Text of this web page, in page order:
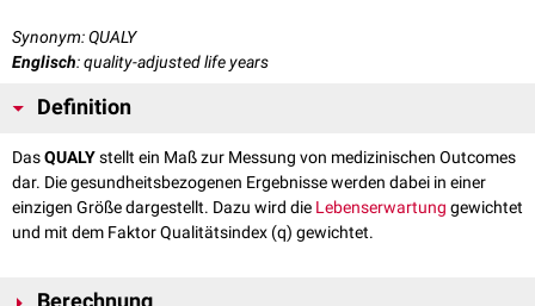
Synonym: QUALY
Englisch: quality-adjusted life years
Definition
DasQUALYstellt ein Maß zur Messung von medizinischen Outcomes
dar. Die gesundheitsbezogenen Ergebnisse werden dabei in einer
einzigen Größe dargestellt. Dazu wird die Lebenserwartung gewichtet
und mit dem Faktor Qualitätsindex (q) gewichtet.